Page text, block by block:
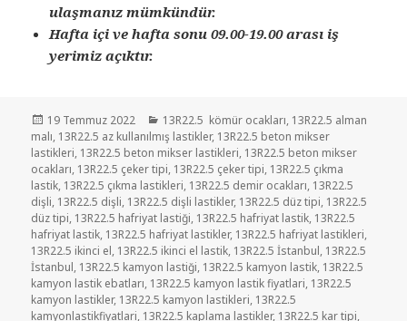
ulaşmanız mümkündür.
Hafta içi ve hafta sonu 09.00-19.00 arası iş
yerimiz açıktır.
Yayın
tarihi
19 Temmuz 2022 Kategoriler
13R22.5 kömür ocakları, 13R22.5 alman
malı, 13R22.5 az kullanılmış lastikler, 13R22.5 beton mikser
lastikleri, 13R22.5 beton mikser lastikleri, 13R22.5 beton mikser
ocakları, 13R22.5 çeker tipi, 13R22.5 çeker tipi, 13R22.5 çıkma
lastik, 13R22.5 çıkma lastikleri, 13R22.5 demir ocakları, 13R22.5
dişli, 13R22.5 dişli, 13R22.5 dişli lastikler, 13R22.5 düz tipi, 13R22.5
düz tipi, 13R22.5 hafriyat lastiği, 13R22.5 hafriyat lastik, 13R22.5
hafriyat lastik, 13R22.5 hafriyat lastikler, 13R22.5 hafriyat lastikleri,
13R22.5 ikinci el, 13R22.5 ikinci el lastik, 13R22.5 İstanbul, 13R22.5
İstanbul, 13R22.5 kamyon lastiği, 13R22.5 kamyon lastik, 13R22.5
kamyon lastik ebatları, 13R22.5 kamyon lastik fiyatlari, 13R22.5
kamyon lastikler, 13R22.5 kamyon lastikleri, 13R22.5
kamyonlastikfiyatlari, 13R22.5 kaplama lastikler, 13R22.5 kar tipi,